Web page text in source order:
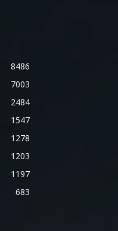
8486
7003
2484
1547
1278
1203
1197
683